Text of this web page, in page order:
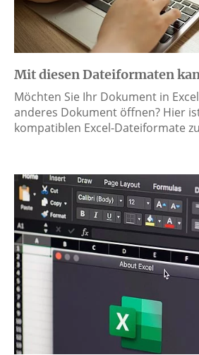
Mit diesen Dateiformaten
Möchten Sie Ihr Dokument in
anderes Dokument öffnen? Hier
kompatiblen Excel-Dateiformate